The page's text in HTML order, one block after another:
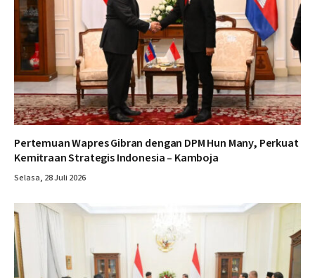
Pertemuan Wapres Gibran dengan DPM Hun Many, Perkuat
Kemitraan Strategis Indonesia – Kamboja
Selasa, 28 Juli 2026